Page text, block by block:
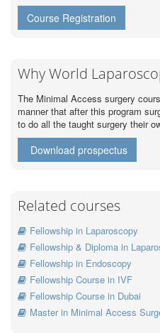
Course Registration
Why World
The Minimal Access surgery
manner that after this program
to do all the taught surgery their
Download prospectus
Related courses
Fellowship in Laparoscopy
Fellowship & Diploma in
Fellowship in Endoscopy
Fellowship Course in IVF
Fellowship Course in Dubai
Master in Minimal Access